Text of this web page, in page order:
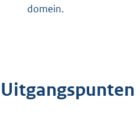
domein.
Uitgangspunten